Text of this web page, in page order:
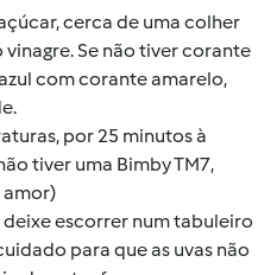
cerca de uma colher
Se não tiver corante
com corante amarelo,
por 25 minutos à
tiver uma Bimby TM7,
amor)
deixe escorrer num tabuleiro
para que as uvas não